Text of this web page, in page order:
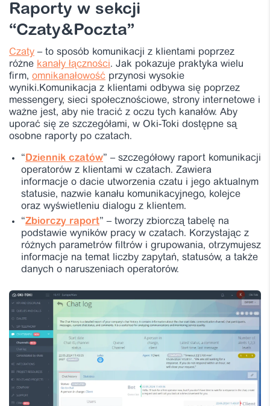
Raporty w sekcji
“Czaty&Poczta”
Czaty – to sposób komunikacji z klientami poprzez
różne kanały łączności. Jak pokazuje praktyka wielu
firm, omnikanałowość przynosi wysokie
wyniki.Komunikacja z klientami odbywa się poprzez
messengery, sieci społecznościowe, strony internetowe i
ważne jest, aby nie tracić z oczu tych kanałów. Aby
uporać się ze szczegółami, w Oki-Toki dostępne są
osobne raporty po czatach.
“Dziennik czatów” – szczegółowy raport komunikacji
operatorów z klientami w czatach. Zawiera
informacje o dacie utworzenia czatu i jego aktualnym
statusie, nazwie kanału komunikacyjnego, kolejce
oraz wyświetleniu dialogu z klientem.
“Zbiorczy raport” – tworzy zbiorczą tabelę na
podstawie wyników pracy w czatach. Korzystając z
różnych parametrów filtrów i grupowania, otrzymujesz
informacje na temat liczby zapytań, statusów, a także
danych o naruszeniach operatorów.